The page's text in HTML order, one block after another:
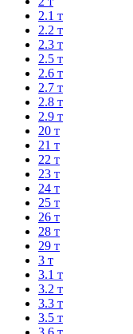
2.1 т
2.2 т
2.3 т
2.5 т
2.6 т
2.7 т
2.8 т
2.9 т
20 т
21 т
22 т
23 т
24 т
25 т
26 т
28 т
29 т
3 т
3.1 т
3.2 т
3.3 т
3.5 т